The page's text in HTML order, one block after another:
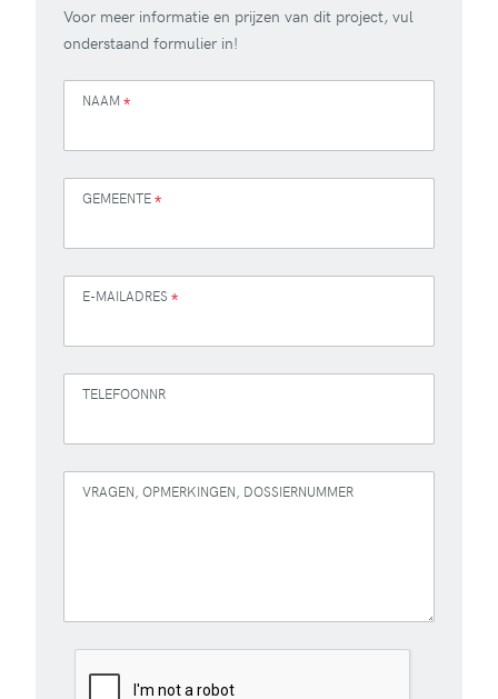
Voor meer informatie en prijzen van dit project, vul
onderstaand formulier in!
NAAM *
GEMEENTE*
E-MAILADRES *
TELEFOONNR
VRAGEN, OPMERKINGEN, DOSSIERNUMMER